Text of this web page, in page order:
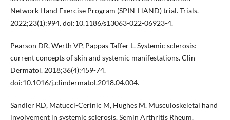
Network Hand Exercise Program (SPIN-HAND) trial. Trials.
2022;23(1):994. doi:10.1186/s13063-022-06923-4.
Pearson DR, Werth VP, Pappas-Taffer L. Systemic sclerosis:
current concepts of skin and systemic manifestations. Clin
Dermatol. 2018;36(4):459-74.
doi:10.1016/j.clindermatol.2018.04.004.
Sandler RD, Matucci-Cerinic M, Hughes M. Musculoskeletal hand
involvement in systemic sclerosis. Semin Arthritis Rheum.